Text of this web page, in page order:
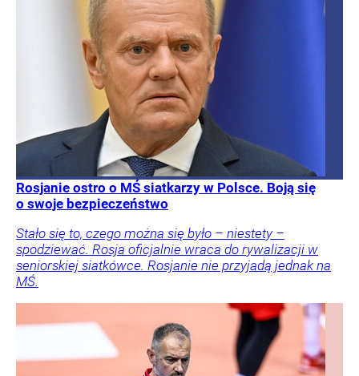
Rosjanie ostro o MŚ siatkarzy w Polsce. Boją się
o swoje bezpieczeństwo
Stało się to, czego można się było – niestety –
spodziewać. Rosja oficjalnie wraca do rywalizacji w
seniorskiej siatkówce. Rosjanie nie przyjadą jednak na
MŚ.